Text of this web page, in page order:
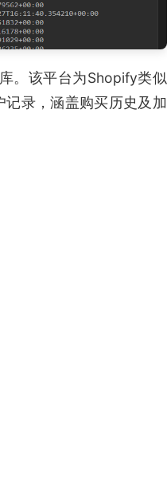
。该平台为Shopify类似
录，涵盖购买历史及加